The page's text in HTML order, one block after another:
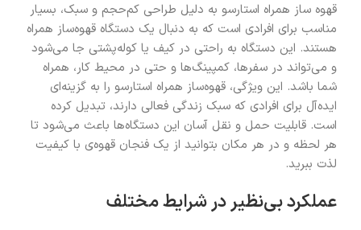
قهوه ساز همراه استارسو به دلیل طراحی کم‌حجم و سبک، بسیار
مناسب برای افرادی است که به دنبال یک دستگاه قهوه‌ساز همراه
هستند. این دستگاه به راحتی در کیف یا کوله‌پشتی جا می‌شود
و می‌تواند در سفرها، کمپینگ‌ها و حتی در محیط کار، همراه
شما باشد. این ویژگی، قهوه‌ساز همراه استارسو را به گزینه‌ای
ایده‌آل برای افرادی که سبک زندگی فعالی دارند، تبدیل کرده
است. قابلیت حمل و نقل آسان این دستگاه‌ها باعث می‌شود تا
هر لحظه و در هر مکان بتوانید از یک فنجان قهوه‌ی با کیفیت
لذت ببرید.
عملکرد بی‌نظیر در شرایط مختلف